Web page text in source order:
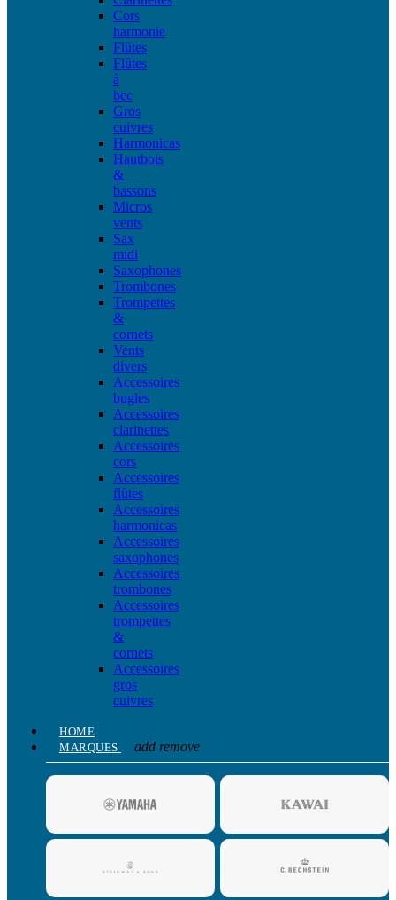
Cors
harmonie
Flûtes
Flûtes
à
bec
Gros
cuivres
Harmonicas
Hautbois
&
bassons
Micros
vents
Sax
midi
Saxophones
Trombones
Trompettes
&
cornets
Vents
divers
Accessoires
bugles
Accessoires
clarinettes
Accessoires
cors
Accessoires
flûtes
Accessoires
harmonicas
Accessoires
saxophones
Accessoires
trombones
Accessoires
trompettes
&
cornets
Accessoires
gros
cuivres
HOME
MARQUES
add remove